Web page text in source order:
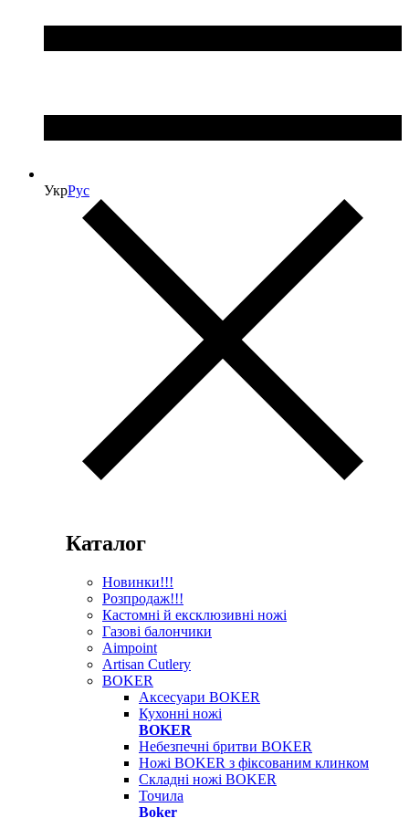
УкрРус
Каталог
Новинки!!!
Розпродаж!!!
Кастомні й ексклюзивні ножі
Газові балончики
Aimpoint
Artisan Cutlery
BOKER
Аксесуари BOKER
Кухонні ножі
BOKER
Небезпечні бритви BOKER
Ножі BOKER з фіксованим клинком
Складні ножі BOKER
Точила
Boker